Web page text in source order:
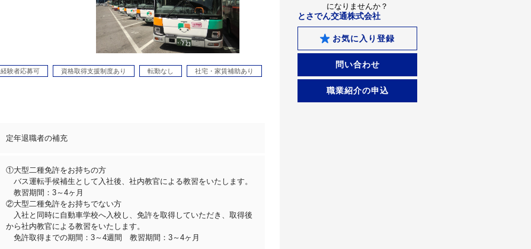
験者応募可 資格取得支援制度あり 転勤なし 社宅・家賃補助あり
定年退職者の補充
①大型二種免許をお持ちの方
バス運転手候補生として入社後、社内教官による教習をいたします。
教習期間：3～4ヶ月
②大型二種免許をお持ちでない方
入社と同時に自動車学校へ入校し、免許を取得していただき、取得後
から社内教官による教習をいたします。
免許取得までの期間：3～4週間 教習期間：3～4ヶ月
になりませんか？
とさでん交通株式会社
お気に入り登録
問い合わせ
職業紹介の申込